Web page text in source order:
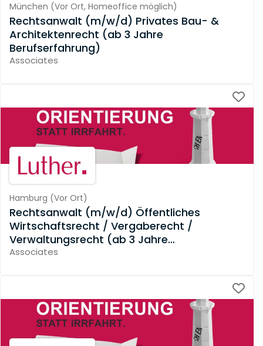
München (Vor Ort, Homeoffice möglich)
Rechtsanwalt (m/w/d) Privates Bau- &
Architektenrecht (ab 3 Jahre
Berufserfahrung)
Associates
Hamburg (Vor Ort)
Rechtsanwalt (m/w/d) Öffentliches
Wirtschaftsrecht / Vergaberecht /
Verwaltungsrecht (ab 3 Jahre
Berufserfahrung)
Associates